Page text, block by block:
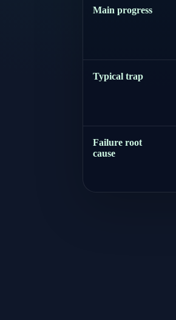
Main progress
Typical trap
Failure root
cause